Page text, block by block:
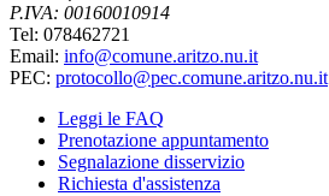
P.IVA: 00160010914
Tel: 078462721
Email: info@comune.aritzo.nu.it
PEC: protocollo@pec.comune.aritzo.nu.it
Leggi le FAQ
Prenotazione appuntamento
Segnalazione disservizio
Richiesta d'assistenza